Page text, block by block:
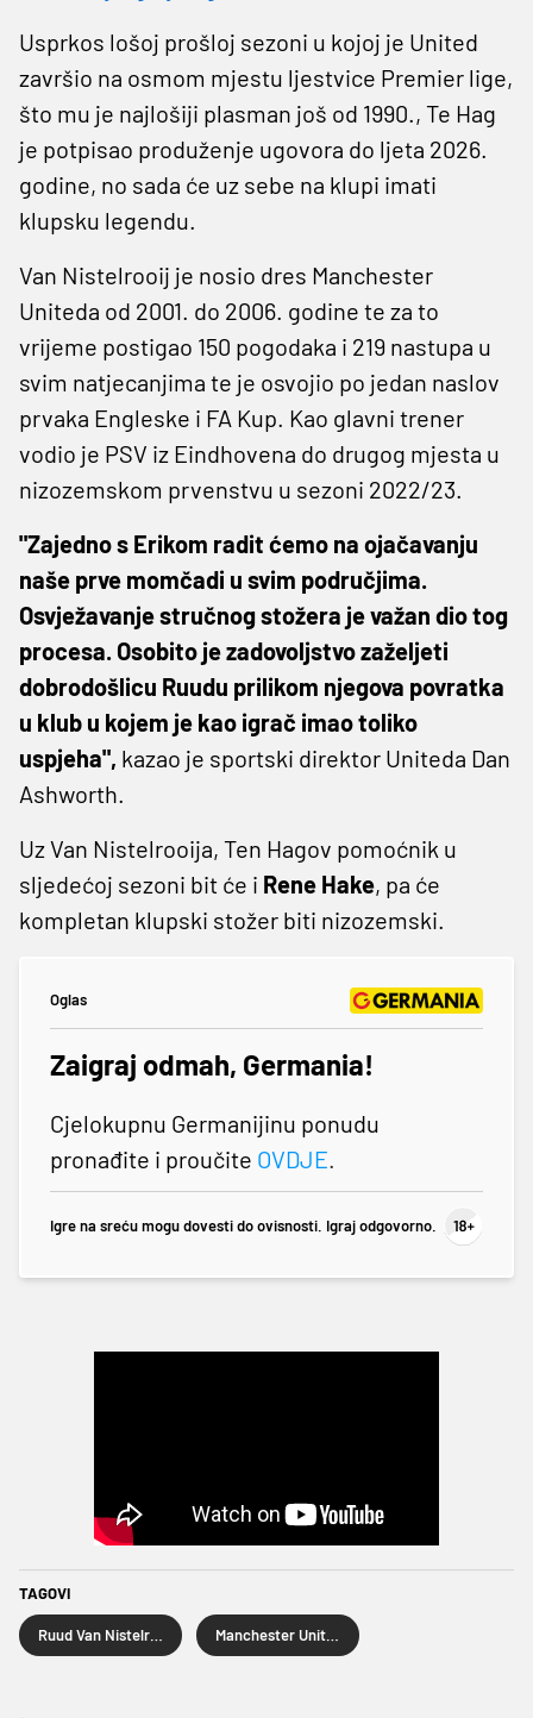
Usprkos lošoj prošloj sezoni u kojoj je United
završio na osmom mjestu ljestvice Premier lige,
što mu je najlošiji plasman još od 1990., Te Hag
je potpisao produženje ugovora do ljeta 2026.
godine, no sada će uz sebe na klupi imati
klupsku legendu.
Van Nistelrooij je nosio dres Manchester
Uniteda od 2001. do 2006. godine te za to
vrijeme postigao 150 pogodaka i 219 nastupa u
svim natjecanjima te je osvojio po jedan naslov
prvaka Engleske i FA Kup. Kao glavni trener
vodio je PSV iz Eindhovena do drugog mjesta u
nizozemskom prvenstvu u sezoni 2022/23.
"Zajedno s Erikom radit ćemo na ojačavanju
naše prve momčadi u svim područjima.
Osvježavanje stručnog stožera je važan dio tog
procesa. Osobito je zadovoljstvo zaželjeti
dobrodošlicu Ruudu prilikom njegova povratka
u klub u kojem je kao igrač imao toliko
uspjeha", kazao je sportski direktor Uniteda Dan
Ashworth.
Uz Van Nistelrooija, Ten Hagov pomoćnik u
sljedećoj sezoni bit će i Rene Hake, pa će
kompletan klupski stožer biti nizozemski.
Oglas
Zaigraj odmah, Germania!
Cjelokupnu Germanijinu ponudu
pronađite i proučite OVDJE.
Igre na sreću mogu dovesti do ovisnosti. Igraj odgovorno.
TAGOVI